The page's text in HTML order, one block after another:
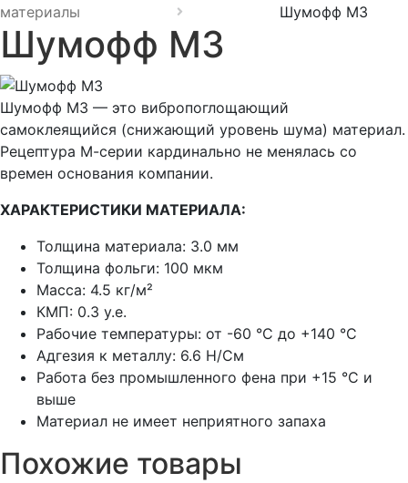
материалы
Шумофф М3
Шумофф М3
Шумофф М3 — это вибропоглощающий
самоклеящийся (снижающий уровень шума) материал.
Рецептура М-серии кардинально не менялась со
времен основания компании.
ХАРАКТЕРИСТИКИ МАТЕРИАЛА:
Толщина материала: 3.0 мм
Толщина фольги: 100 мкм
Масса: 4.5 кг/м²
КМП: 0.3 у.е.
Рабочие температуры: от -60 °С до +140 °С
Адгезия к металлу: 6.6 Н/См
Работа без промышленного фена при +15 °С и
выше
Материал не имеет неприятного запаха
Похожие товары